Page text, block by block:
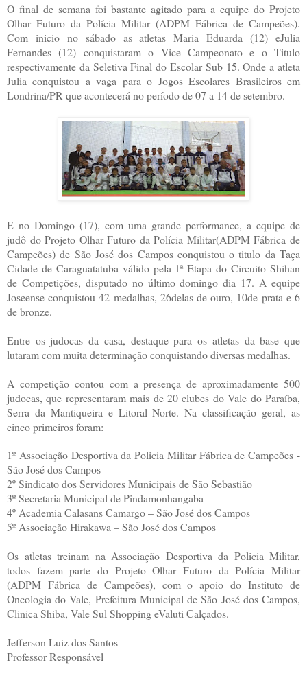
O final de semana foi bastante agitado para a equipe do Projeto
Olhar Futuro da Polícia Militar (ADPM Fábrica de Campeões).
Com inicio no sábado as atletas Maria Eduarda (12) eJulia
Fernandes (12) conquistaram o Vice Campeonato e o Titulo
respectivamente da Seletiva Final do Escolar Sub 15. Onde a atleta
Julia conquistou a vaga para o Jogos Escolares Brasileiros em
Londrina/PR que acontecerá no período de 07 a 14 de setembro.
E no Domingo (17), com uma grande performance, a equipe de
judô do Projeto Olhar Futuro da Polícia Militar(ADPM Fábrica de
Campeões) de São José dos Campos conquistou o titulo da Taça
Cidade de Caraguatatuba válido pela 1ª Etapa do Circuito Shihan
de Competições, disputado no último domingo dia 17. A equipe
Joseense conquistou 42 medalhas, 26delas de ouro, 10de prata e 6
de bronze.
Entre os judocas da casa, destaque para os atletas da base que
lutaram com muita determinação conquistando diversas medalhas.
A competição contou com a presença de aproximadamente 500
judocas, que representaram mais de 20 clubes do Vale do Paraíba,
Serra da Mantiqueira e Litoral Norte. Na classificação geral, as
cinco primeiros foram:
1º Associação Desportiva da Policia Militar Fábrica de Campeões -
São José dos Campos
2º Sindicato dos Servidores Municipais de São Sebastião
3º Secretaria Municipal de Pindamonhangaba
4º Academia Calasans Camargo – São José dos Campos
5º Associação Hirakawa – São José dos Campos
Os atletas treinam na Associação Desportiva da Policia Militar,
todos fazem parte do Projeto Olhar Futuro da Polícia Militar
(ADPM Fábrica de Campeões), com o apoio do Instituto de
Oncologia do Vale, Prefeitura Municipal de São José dos Campos,
Clinica Shiba, Vale Sul Shopping eValuti Calçados.
Jefferson Luiz dos Santos
Professor Responsável